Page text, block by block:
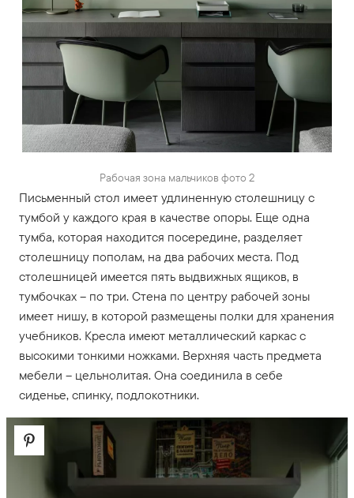
Рабочая зона мальчиков фото 2
Письменный стол имеет удлиненную столешницу с
тумбой у каждого края в качестве опоры. Еще одна
тумба, которая находится посередине, разделяет
столешницу пополам, на два рабочих места. Под
столешницей имеется пять выдвижных ящиков, в
тумбочках – по три. Стена по центру рабочей зоны
имеет нишу, в которой размещены полки для хранения
учебников. Кресла имеют металлический каркас с
высокими тонкими ножками. Верхняя часть предмета
мебели – цельнолитая. Она соединила в себе
сиденье, спинку, подлокотники.